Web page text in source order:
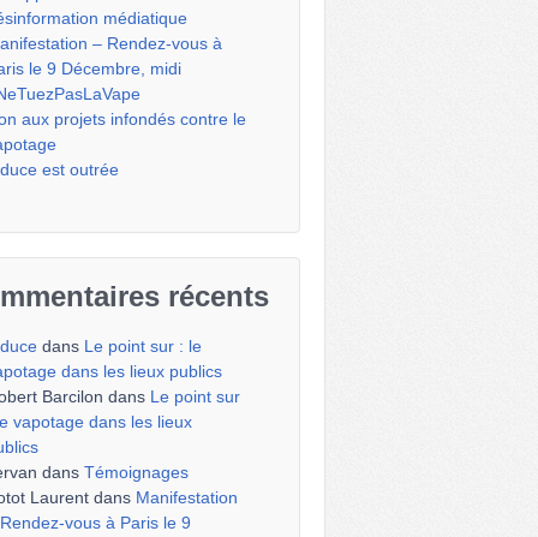
médiatique
– Rendez-vous à
le 9 Décembre, midi
aux projets infondés contre le
est outrée
récents
dans Le point sur : le
dans les lieux publics
Barcilon dans Le point sur
vapotage dans les lieux
dansTémoignages
Laurent dans Manifestation
vous à Paris le 9